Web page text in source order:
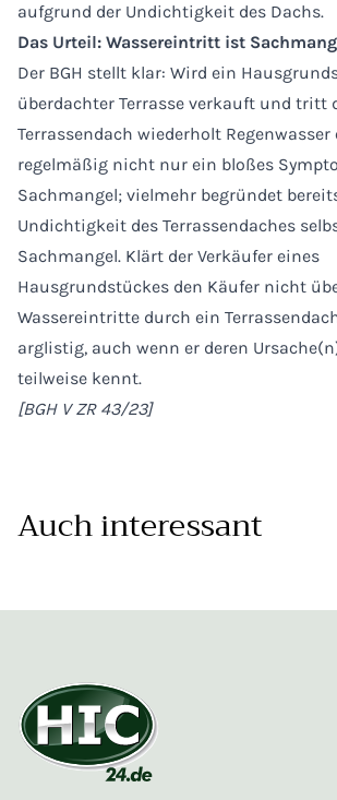
aufgrund der Undichtigkeit des Dachs.
Das Urteil: Wassereintritt ist
Der BGH stellt klar: Wird ein
überdachter Terrasse verkauft und tritt
Terrassendach wiederholt
regelmäßig nicht nur ein bloßes
Sachmangel; vielmehr begründet
Undichtigkeit des Terrassendaches
Sachmangel. Klärt der Verkäufer eines
Hausgrundstückes den Käufer nicht
Wassereintritte durch ein
arglistig, auch wenn er deren
teilweise kennt.
[BGH V ZR 43/23]
Auch interessant